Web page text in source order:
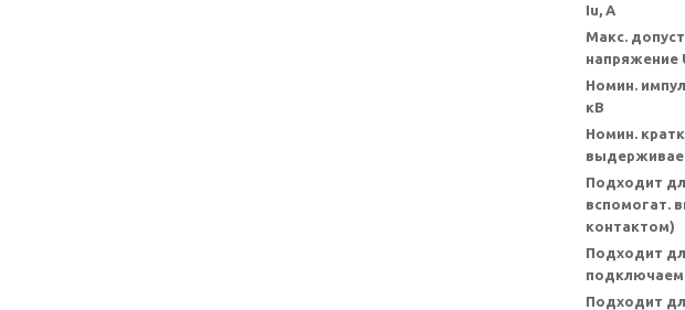
Iu, А
Макс.
напряжение
Номин.
кВ
Номин.
Подходит
вспомогат.
контактом)
Подходит
Подходит